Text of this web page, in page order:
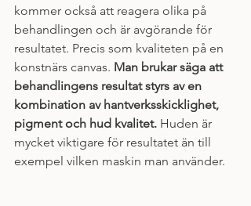
kommer också att reagera olika på
behandlingen och är avgörande för
resultatet. Precis som kvaliteten på en
konstnärs canvas. Man brukar säga att
behandlingens resultat styrs av en
kombination av hantverksskicklighet,
pigment och hud kvalitet. Huden är
mycket viktigare för resultatet än till
exempel vilken maskin man använder.